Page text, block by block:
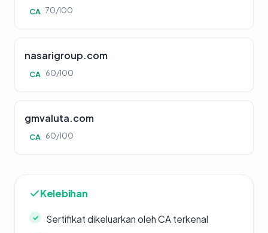
CA 70/100
nasarigroup.com
CA 60/100
gmvaluta.com
CA 60/100
Kelebihan
Sertifikat dikeluarkan oleh CA terkenal